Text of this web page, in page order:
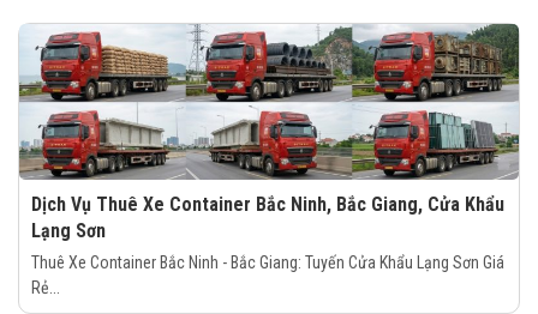
Dịch Vụ Thuê Xe Container Bắc Ninh, Bắc Giang, Cửa Khẩu
Lạng Sơn
Thuê Xe Container Bắc Ninh - Bắc Giang: Tuyến Cửa Khẩu Lạng Sơn Giá
Rẻ...